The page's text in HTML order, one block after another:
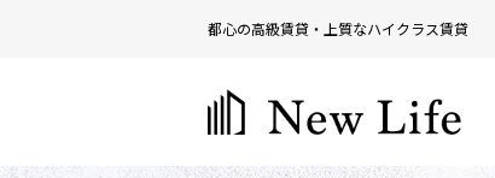
都心の高級賃貸・上質なハイクラス賃貸